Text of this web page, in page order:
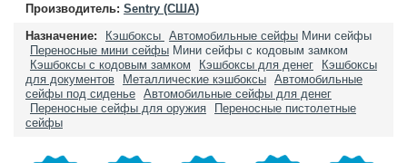
Производитель: Sentry (США)
Назначение:
Кэшбоксы Автомобильные сейфы Мини сейфы
Переносные мини сейфы Мини сейфы с кодовым замком
Кэшбоксы с кодовым замком
Кэшбоксы для денег
Кэшбоксы
для документов
Металлические кэшбоксы Автомобильные
сейфы под сиденье Автомобильные сейфы для денег
Переносные сейфы для оружия
Переносные пистолетные
сейфы